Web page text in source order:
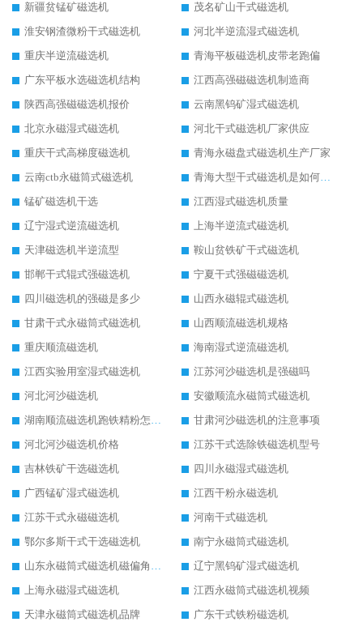
新疆贫锰矿磁选机
茂名矿山干式磁选机
淮安钢渣微粉干式磁选机
河北半逆流湿式磁选机
重庆半逆流磁选机
青海平板磁选机皮带老跑偏
广东平板水选磁选机结构
江西高强磁磁选机制造商
陕西高强磁磁选机报价
云南黑钨矿湿式磁选机
北京永磁湿式磁选机
河北干式磁选机厂家供应
重庆干式高梯度磁选机
青海永磁盘式磁选机生产厂家
云南ctb永磁筒式磁选机
青海大型干式磁选机是如何选矿的
锰矿磁选机干选
江西湿式磁选机质量
辽宁湿式逆流磁选机
上海半逆流式磁选机
天津磁选机半逆流型
鞍山贫铁矿干式磁选机
邯郸干式辊式强磁选机
宁夏干式强磁磁选机
四川磁选机的强磁是多少
山西永磁辊式磁选机
甘肃干式永磁筒式磁选机
山西顺流磁选机规格
重庆顺流磁选机
海南湿式逆流磁选机
江西实验用室湿式磁选机
江苏河沙磁选机是强磁吗
河北河沙磁选机
安徽顺流永磁筒式磁选机
湖南顺流磁选机跑铁精粉怎么处理
甘肃河沙磁选机的注意事项
河北河沙磁选机价格
江苏干式选除铁磁选机型号
吉林铁矿干选磁选机
四川永磁湿式磁选机
广西锰矿湿式磁选机
江西干粉永磁选机
江苏干式永磁磁选机
河南干式磁选机
鄂尔多斯干式干选磁选机
南宁永磁筒式磁选机
山东永磁筒式磁选机磁偏角怎么调整
辽宁黑钨矿湿式磁选机
上海永磁湿式磁选机
江西永磁筒式磁选机视频
天津永磁筒式磁选机品牌
广东干式铁粉磁选机